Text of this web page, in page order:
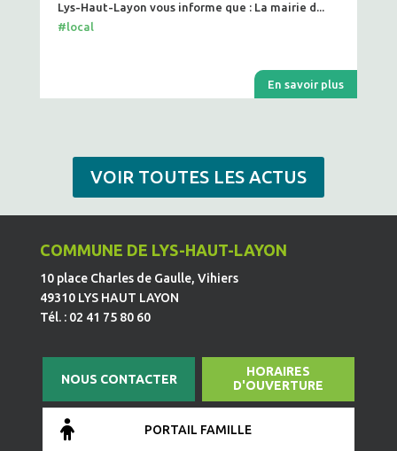
Lys-Haut-Layon vous informe que : La mairie d...
#local
En savoir plus
VOIR TOUTES LES ACTUS
COMMUNE DE LYS-HAUT-LAYON
10 place Charles de Gaulle, Vihiers
49310 LYS HAUT LAYON
Tél. : 02 41 75 80 60
NOUS CONTACTER
HORAIRES
D'OUVERTURE
PORTAIL FAMILLE